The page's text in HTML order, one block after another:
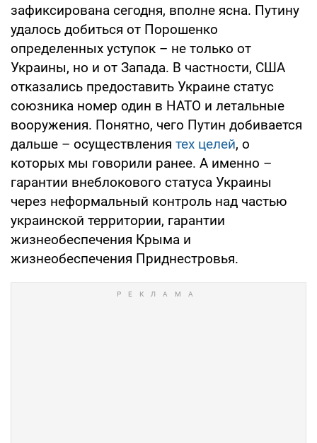
зафиксирована сегодня, вполне ясна. Путину
удалось добиться от Порошенко
определенных уступок – не только от
Украины, но и от Запада. В частности, США
отказались предоставить Украине статус
союзника номер один в НАТО и летальные
вооружения. Понятно, чего Путин добивается
дальше – осуществления тех целей, о
которых мы говорили ранее. А именно –
гарантии внеблокового статуса Украины
через неформальный контроль над частью
украинской территории, гарантии
жизнеобеспечения Крыма и
жизнеобеспечения Приднестровья.